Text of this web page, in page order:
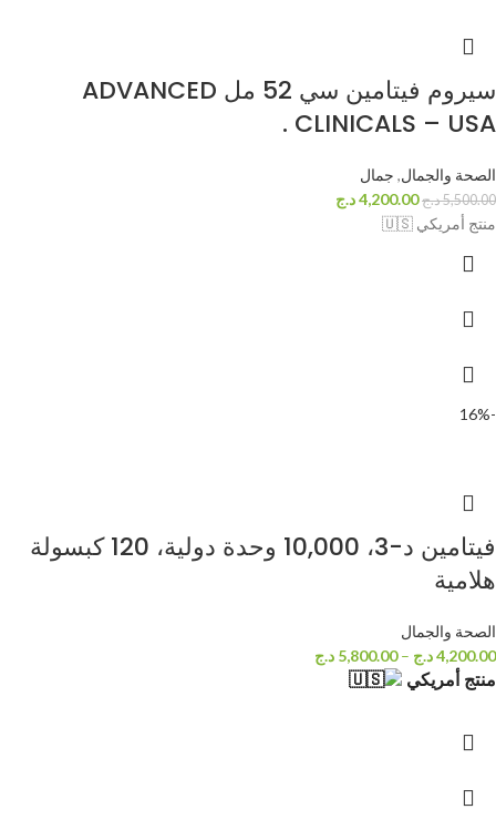
سيروم فيتامين سي 52 مل ADVANCED
CLINICALS – USA .
الصحة والجمال, جمال
5,500.00د.ج 4,200.00د.ج
منتج أمريكي 🇺🇸
-16%
فيتامين د-3، 10,000 وحدة دولية، 120 كبسولة
هلامية
الصحة والجمال
4,200.00د.ج –
5,800.00 د.ج
منتج أمريكي